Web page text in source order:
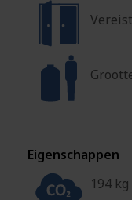
Eigenschappen
194 kg